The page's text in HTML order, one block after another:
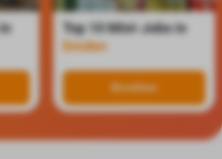
Top 10 Mini-Jobs in
Emden
Ansehen